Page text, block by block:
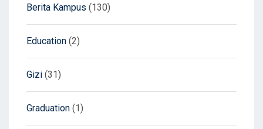
Berita Kampus (130)
Education (2)
Gizi (31)
Graduation (1)